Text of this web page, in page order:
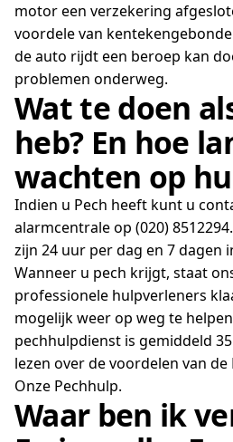
motor een verzekering
voordele van
de auto rijdt een beroep kan
problemen onderweg.
Wat te doen
heb? En hoe
wachten op
Indien u Pech heeft kunt u
alarmcentrale op (020)
zijn 24 uur per dag en 7 dagen
Wanneer u pech krijgt, staat
professionele hulpverleners
mogelijk weer op weg te
pechhulpdienst is gemiddeld
lezen over de voordelen van
Onze Pechhulp.
Waar ben ik